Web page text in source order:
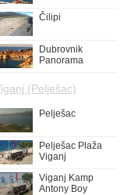
Čilipi
Dubrovnik
Panorama
(Pelješac)
Pelješac
Pelješac Plaža
Viganj
Viganj Kamp
Antony Boy